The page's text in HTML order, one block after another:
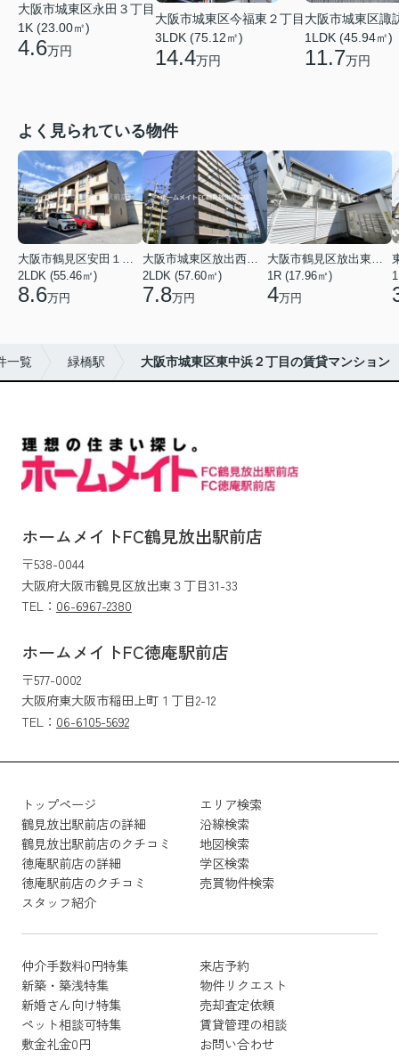
大阪市城東区永田３丁目
1K (23.00㎡)
4.6万円
大阪市城東区今福東２丁目
3LDK (75.12㎡)
14.4万円
大阪市城東区諏
1LDK (45.94㎡)
11.7万円
よく見られている物件
大阪市鶴見区安田１丁目
2LDK (55.46㎡)
8.6万円
大阪市城東区放出西２丁目
2LDK (57.60㎡)
7.8万円
大阪市鶴見区放出東３丁目
1R (17.96㎡)
4万円
一覧 緑橋駅 大阪市城東区東中浜２丁目の賃貸マンション
ホームメイトFC鶴見放出駅前店
〒538-0044
大阪府大阪市鶴見区放出東３丁目31-33
TEL： 06-6967-2380
ホームメイトFC徳庵駅前店
〒577-0002
大阪府東大阪市稲田上町１丁目2-12
TEL： 06-6105-5692
トップページ
エリア検索
鶴見放出駅前店の詳細
沿線検索
鶴見放出駅前店のクチコミ
地図検索
徳庵駅前店の詳細
学区検索
徳庵駅前店のクチコミ
売買物件検索
スタッフ紹介
仲介手数料0円特集
来店予約
新築・築浅特集
物件リクエスト
新婚さん向け特集
売却査定依頼
ペット相談可特集
賃貸管理の相談
敷金礼金0円
お問い合わせ